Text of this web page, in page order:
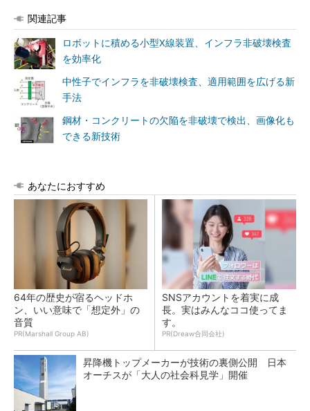
関連記事
ロボットに積める小型X線装置、インフラ非破壊検査
を効率化
中性子でインフラを非破壊検査、適用範囲を広げる新
手法
鋼材・コンクリートの欠陥を非破壊で検出、画像化も
できる新技術
あなたにおすすめ
64年の歴史が宿るヘッドホ
ン、いい意味で「想定外」の
音質
PR(Marshall Group AB)
SNSアカウントを着実に成
長。実はみんなココ使ってま
す。
PR(Dreaw合同会社)
昇降機トップメーカーが技術の裏側公開 日本
オーチスが「大人の社会科見学」開催